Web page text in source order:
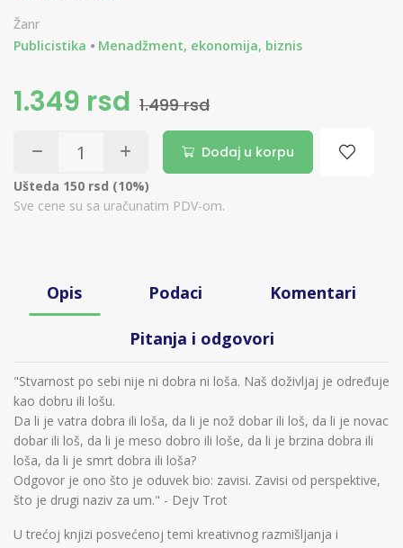
Žanr
Publicistika
Menadžment, ekonomija, biznis
1.349 rsd 1.499 rsd
Dodaj u korpu
Ušteda 150 rsd (10%)
Sve cene su sa uračunatim PDV-om.
Opis Podaci Komentari
Pitanja i odgovori
"Stvarnost po sebi nije ni dobra ni loša. Naš doživljaj je određuje
kao dobru ili lošu.
Da li je vatra dobra ili loša, da li je nož dobar ili loš, da li je novac
dobar ili loš, da li je meso dobro ili loše, da li je brzina dobra ili
loša, da li je smrt dobra ili loša?
Odgovor je ono što je oduvek bio: zavisi. Zavisi od perspektive,
što je drugi naziv za um." - Dejv Trot
U trećoj knjizi posvećenoj temi kreativnog razmišljanja i